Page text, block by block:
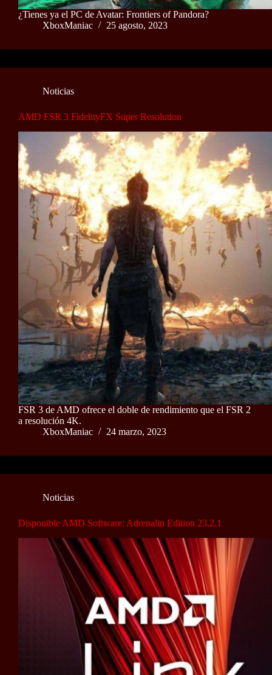
¿Tienes ya el PC de Avatar: Frontiers of Pandora?
XboxManiac
25 agosto, 2023
Noticias
AMD FSR 3 FidelityFX Super Resolution
FSR 3 de AMD ofrece el doble de rendimiento que el FSR 2
a resolución 4K.
XboxManiac
24 marzo, 2023
Noticias
Disponible AMD Software: Adrenalin Edition 23.2.1